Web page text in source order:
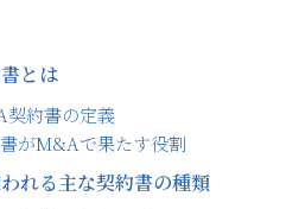
とは
約書の定義
がM&Aで果たす役割
れる主な契約書の種類